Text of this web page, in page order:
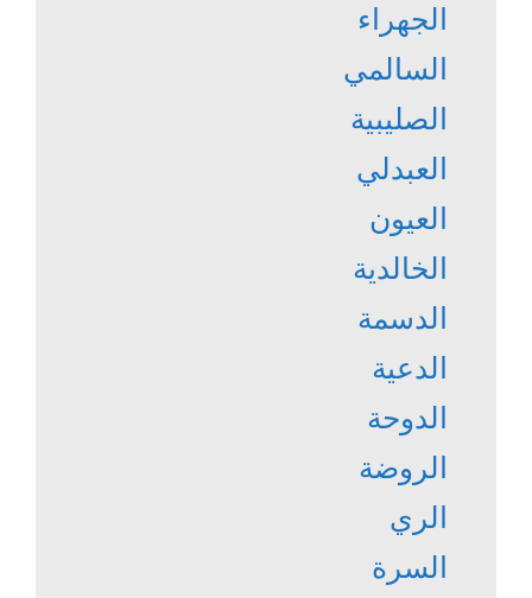
الجهراء
السالمي
الصليبية
العبدلي
العيون
الخالدية
الدسمة
الدعية
الدوحة
الروضة
الري
السرة